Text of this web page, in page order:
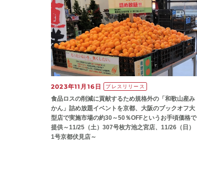
2023年11月16日 プレスリリース
食品ロスの削減に貢献するため規格外の「和歌山産み
かん」詰め放題イベントを京都、大阪のブックオフ大
型店で実施市場の約30～50％OFFというお手頃価格で
提供～11/25（土）307号枚方池之宮店、11/26（日）
1号京都伏見店～